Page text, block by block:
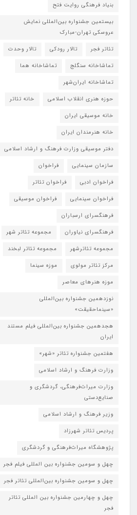
بنیاد فرهنگی روایت فتح
بیستمین جشنواره بین‌المللی نمایش
عروسکی تهران-مبارک
تئاتر فجر
تالار رودکی
تالار وحدت
تماشاخانه سنگلج
تماشاخانه هما
تماشاخانه‌ ایران‌شهر
حوزه هنری انقلاب اسلامی
خانه تئاتر
خانه موسیقی ایران
خانه هنرمندان ایران
دفتر موسیقی وزارت فرهنگ و ارشاد اسلامی
سازمان سینمایی
فراخوان
فراخوان ادبی
فراخوان تئاتر
فراخوان سینمایی
فراخوان موسیقی
فرهنگسرای ارسباران
فرهنگسرای نیاوران
مجموعه تئاتر شهر
مجموعه تئاترشهر
مجموعه تئاتر لبخند
مرکز تئاتر مولوی
موزه سینما
موزه هنرهای معاصر
نوزدهمین جشنواره بین‌المللی
«سینماحقیقت»
هجدهمین جشنواره بین‌المللی فیلم مستند
ایران
هفتمین جشنواره تئاتر «شهر»
وزارت فرهنگ و ارشاد اسلامی
وزارت میراث‌فرهنگی، گردشگری و
صنایع‌دستی
وزیر فرهنگ و ارشاد اسلامی
پردیس تئاتر شهرزاد
پژوهشگاه میراث‌فرهنگی و گردشگری
چهل و سومین جشنواره بین المللی فیلم فجر
چهل و سومین جشنواره بین‌المللی تئاتر فجر
چهل و چهارمین جشنواره بین المللی تئاتر
فجر